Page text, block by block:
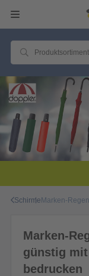
SchirmeMarken-
Marken-
günstig
bedrucken